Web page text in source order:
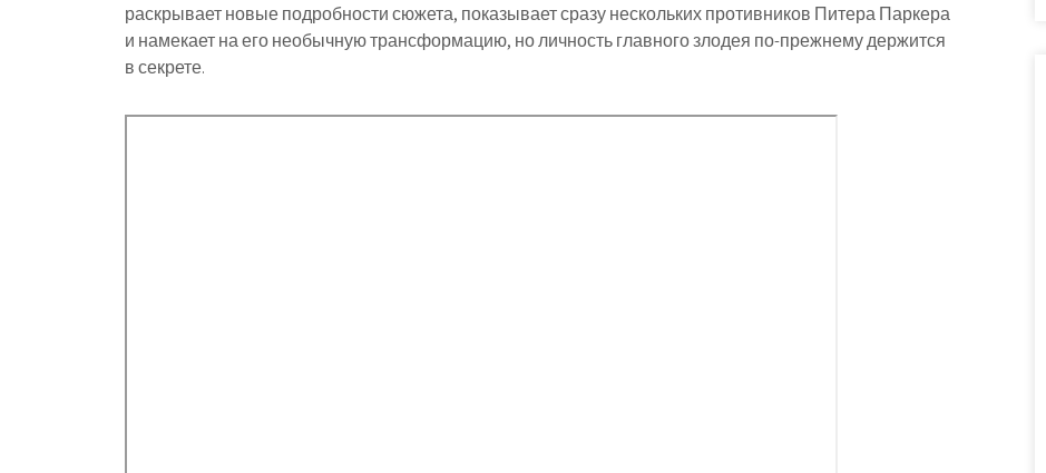
раскрывает новые подробности сюжета, показывает сразу нескольких противников Питера Паркера
и намекает на его необычную трансформацию, но личность главного злодея по-прежнему держится
в секрете.